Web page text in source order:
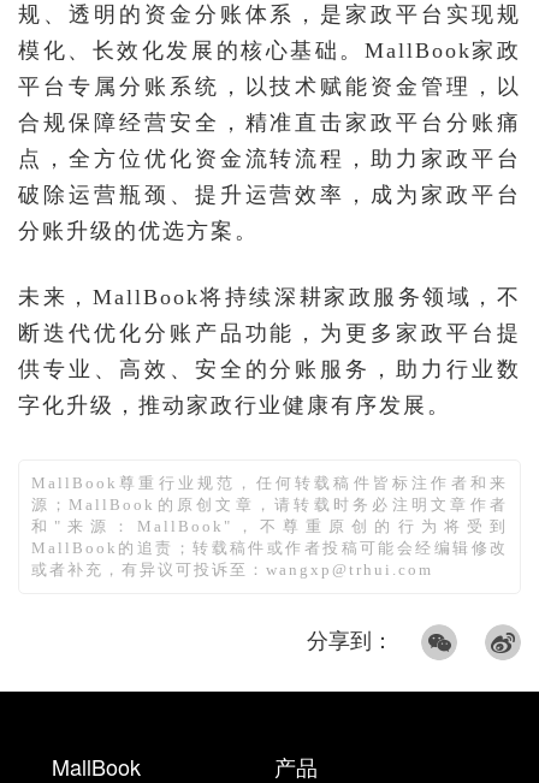
规、透明的资金分账体系，是家政平台实现规
模化、长效化发展的核心基础。MallBook家政
平台专属分账系统，以技术赋能资金管理，以
合规保障经营安全，精准直击家政平台分账痛
点，全方位优化资金流转流程，助力家政平台
破除运营瓶颈、提升运营效率，成为家政平台
分账升级的优选方案。
未来，MallBook将持续深耕家政服务领域，不
断迭代优化分账产品功能，为更多家政平台提
供专业、高效、安全的分账服务，助力行业数
字化升级，推动家政行业健康有序发展。
MallBook尊重行业规范，任何转载稿件皆标注作者和来
源；MallBook的原创文章，请转载时务必注明文章作者
和"来源：MallBook"，不尊重原创的行为将受到
MallBook的追责；转载稿件或作者投稿可能会经编辑修改
或者补充，有异议可投诉至：wangxp@trhui.com
分享到：
MallBook 产品